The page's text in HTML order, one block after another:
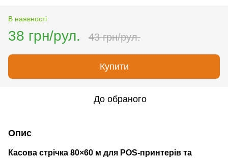
В наявності
38 грн/рул. 43 грн/рул.
Купити
До обраного
Опис
Касова стрічка 80×60 м для POS-принтерів та